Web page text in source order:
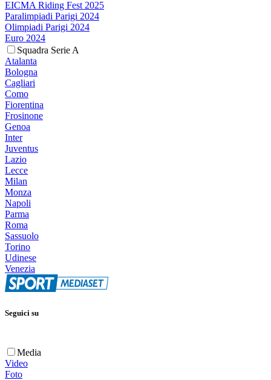
EICMA Riding Fest 2025
Paralimpiadi Parigi 2024
Olimpiadi Parigi 2024
Euro 2024
Squadra Serie A
Atalanta
Bologna
Cagliari
Como
Fiorentina
Frosinone
Genoa
Inter
Juventus
Lazio
Lecce
Milan
Monza
Napoli
Parma
Roma
Sassuolo
Torino
Udinese
Venezia
Seguici su
Media
Video
Foto